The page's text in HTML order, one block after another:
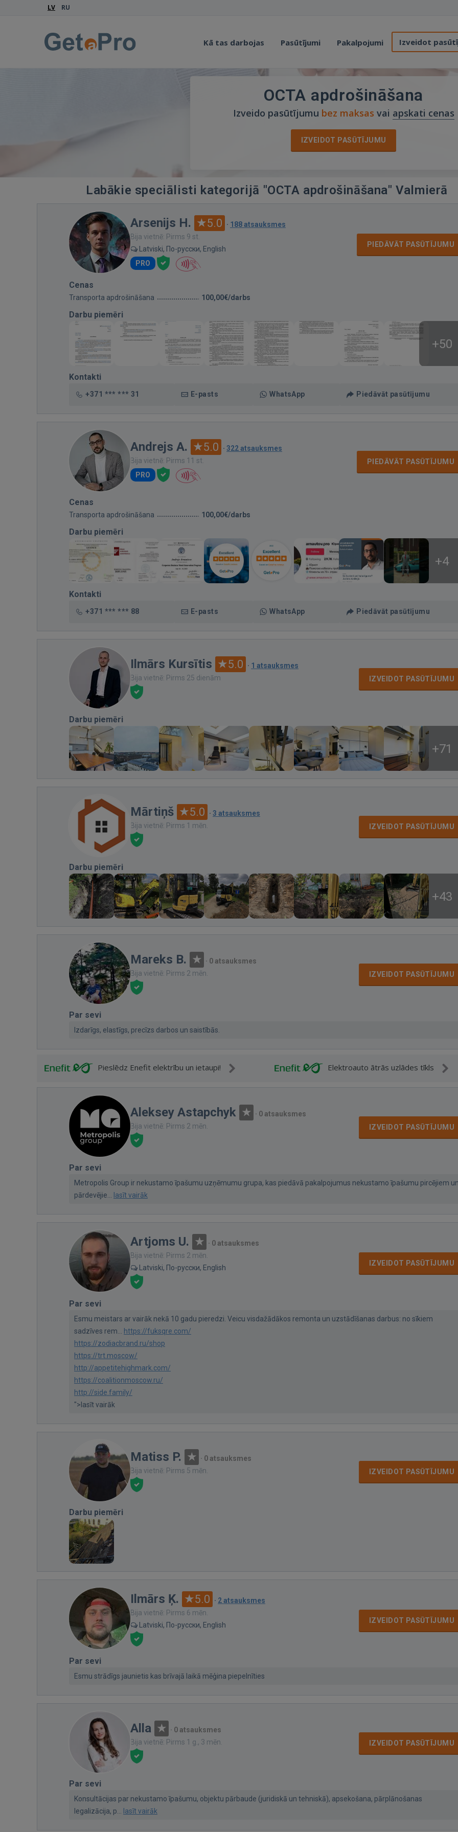
LV RU
Kā tas darbojas Pasūtījumi Pakalpojumi Izveidot
OCTA apdrošināšana
Izveido pasūtījumu bez maksas vai apskati cenas
IZVEIDOT PASŪTĪJUMU
Labākie speciālisti kategorijā "OCTA apdrošināšana" Valmierā
Arsenijs H. 5.0 · 188 atsauksmes
Bija vietnē: Pirms 9 st.
Latviski, По-русски, English
PRO
PIEDĀVĀT PASŪTĪJUMU
Cenas
Transporta apdrošināšana 100,00€/darbs
Darbu piemēri
+50
Kontakti
+371 *** *** 31 E-pasts WhatsApp Piedāvāt pasūtījumu
Andrejs A. 5.0 · 322 atsauksmes
Bija vietnē: Pirms 11 st.
PRO
PIEDĀVĀT PASŪTĪJUMU
Cenas
Transporta apdrošināšana 100,00€/darbs
Darbu piemēri
+4
Kontakti
+371 *** *** 88 E-pasts WhatsApp Piedāvāt pasūtījumu
Ilmārs Kursītis 5.0 · 1 atsauksmes
Bija vietnē: Pirms 25 dienām
IZVEIDOT PASŪTĪJUMU
Darbu piemēri
+71
Mārtiņš 5.0 · 3 atsauksmes
Bija vietnē: Pirms 1 mēn.
IZVEIDOT PASŪTĪJUMU
Darbu piemēri
+43
Mareks B. · 0 atsauksmes
Bija vietnē: Pirms 2 mēn.
IZVEIDOT PASŪTĪJUMU
Par sevi
Izdarīgs, elastīgs, precīzs darbos un saistībās.
Pieslēdz Enefit elektrību un ietaupi! Elektroauto ātrās uzlādes tīkls
Aleksey Astapchyk · 0 atsauksmes
Bija vietnē: Pirms 2 mēn.
IZVEIDOT PASŪTĪJUMU
Par sevi
Metropolis Group ir nekustamo īpašumu uzņēmumu grupa, kas piedāvā pakalpojumus nekustamo īpašumu pircējiem
pārdevējie... lasīt vairāk
Artjoms U. · 0 atsauksmes
Bija vietnē: Pirms 2 mēn.
Latviski, По-русски, English
IZVEIDOT PASŪTĪJUMU
Par sevi
Esmu meistars ar vairāk nekā 10 gadu pieredzi. Veicu visdažādākos remonta un uzstādīšanas darbus: no sīkiem
sadzīves rem... https://fuksqre.com/
https://zodiacbrand.ru/shop
https://trt.moscow/
http://appetitehighmark.com/
https://coalitionmoscow.ru/
http://side.family/
">lasīt vairāk
Matiss P. · 0 atsauksmes
Bija vietnē: Pirms 5 mēn.
IZVEIDOT PASŪTĪJUMU
Darbu piemēri
Ilmārs Ķ. 5.0 · 2 atsauksmes
Bija vietnē: Pirms 6 mēn.
Latviski, По-русски, English
IZVEIDOT PASŪTĪJUMU
Par sevi
Esmu strādīgs jaunietis kas brīvajā laikā mēģina piepelnīties
Alla · 0 atsauksmes
Bija vietnē: Pirms 1 g., 3 mēn.
IZVEIDOT PASŪTĪJUMU
Par sevi
Konsultācijas par nekustamo īpašumu, objektu pārbaude (juridiskā un tehniskā), apsekošana, pārplānošanas
legalizācija, p... lasīt vairāk